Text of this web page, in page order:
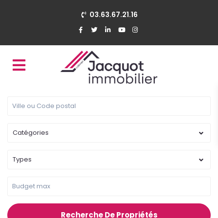
03.63.67.21.16
Catégories
Types
Recherche De Propriétés